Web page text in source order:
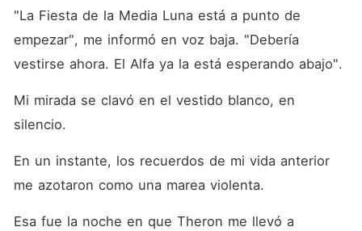
"La Fiesta de la Media Luna está a punto de
empezar", me informó en voz baja. "Debería
vestirse ahora. El Alfa ya la está esperando abajo".
Mi mirada se clavó en el vestido blanco, en
silencio.
En un instante, los recuerdos de mi vida anterior
me azotaron como una marea violenta.
Esa fue la noche en que Theron me llevó a